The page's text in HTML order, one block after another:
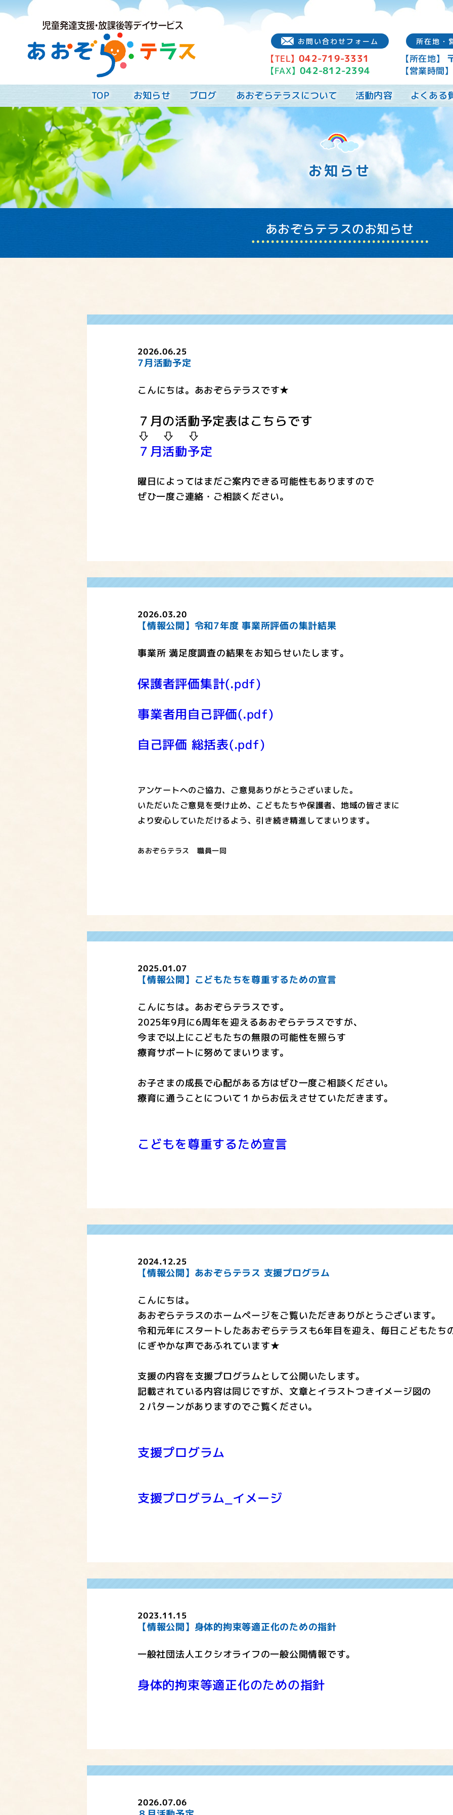
お問い合わせフォーム
【TEL】042-719-3331
【FAX】042-812-2394
所在地・
【所在地】
【営業時間】
TOP お知らせ ブログ あおぞらテラスについて 活動内容 よくある
お知らせ
あおぞらテラスのお知らせ
2026.06.25
7月活動予定
こんにちは。あおぞらテラスです★
７月の活動予定表はこちらです
⇩ ⇩ ⇩
７月活動予定
曜日によってはまだご案内できる可能性もありますので
ぜひ一度ご連絡・ご相談ください。
2026.03.20
【情報公開】令和7年度 事業所評価の集計結果
事業所 満足度調査の結果をお知らせいたします。
保護者評価集計(.pdf)
事業者用自己評価(.pdf)
自己評価 総括表(.pdf)
アンケートへのご協力、ご意見ありがとうございました。
いただいたご意見を受け止め、こどもたちや保護者、地域の皆さまに
より安心していただけるよう、引き続き精進してまいります。
あおぞらテラス 職員一同
2025.01.07
【情報公開】こどもたちを尊重するための宣言
こんにちは。あおぞらテラスです。
2025年9月に6周年を迎えるあおぞらテラスですが、
今まで以上にこどもたちの無限の可能性を照らす
療育サポートに努めてまいります。
お子さまの成長で心配がある方はぜひ一度ご相談ください。
療育に通うことについて１からお伝えさせていただきます。
こどもを尊重するため宣言
2024.12.25
【情報公開】あおぞらテラス 支援プログラム
こんにちは。
あおぞらテラスのホームページをご覧いただきありがとうございます。
令和元年にスタートしたあおぞらテラスも6年目を迎え、毎日こどもたち
にぎやかな声であふれています★
支援の内容を支援プログラムとして公開いたします。
記載されている内容は同じですが、文章とイラストつきイメージ図の
２パターンがありますのでご覧ください。
支援プログラム
支援プログラム_イメージ
2023.11.15
【情報公開】身体的拘束等適正化のための指針
一般社団法人エクシオライフの一般公開情報です。
身体的拘束等適正化のための指針
2026.07.06